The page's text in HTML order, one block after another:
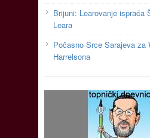
Brijuni: Learovanje ispraća
Leara
Počasno Srce Sarajeva za
Harrelsona